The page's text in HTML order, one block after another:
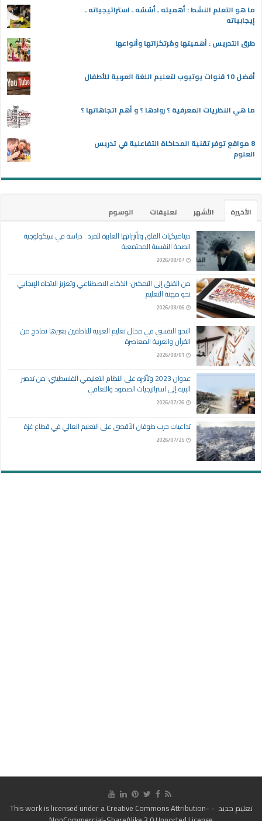
ما هو التعلم النشط : أهميته ـ أسُسُه ـ استراتيجياته ـ
إيجابياته
طرق التدريس : أهميتها ومُرتكزاتها وأنواعها
أفضل 10 قنوات يوتيوب لتعليم اللغة العربية للأطفال
ما هي النظريات المعرفية ؟ روادها ؟ و أهم اتجاهاتها ؟
8 مواقع توفر تقنية المحاكاة التفاعلية في تدريس
العلوم
الأخيرة الأشهر تعليقات
الوسوم
ديناميكيات القلق وتأثيراتها العابرة للفرد : دراسة في سيكولوجية
الصحة النفسية المجتمعية
2026/08/07
من القلق إلى التمكين: الذكاء الاصطناعي وتعزيز الاتجاه الإيجابي
نحو مهنة التعليم
2026/08/06
النحو النفسي في مجال تعليم العربية للناطقين بغيرها نماذج من
القرآن والعربية المعاصرة
2026/08/01
عدوان 2023 وتأثيره على النظام التعليمي الفلسطيني: من تدمير
البنية إلى استراتيجيات الصمود والتعافي
2026/07/26
تداعيات حرب طوفان الأقصى على التعليم العالي في قطاع غزة
2026/07/25
تعليم جديد - This work is licensed under a
Creative Commons Attribution-